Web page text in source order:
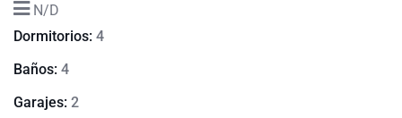
N/D
Dormitorios: 4
Baños: 4
Garajes: 2